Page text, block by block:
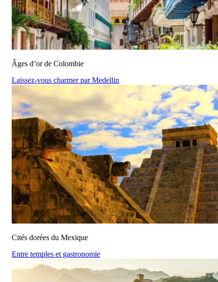
Âges d’or de Colombie
Laissez-vous charmer par Medellin
Cités dorées du Mexique
Entre temples et gastronomie